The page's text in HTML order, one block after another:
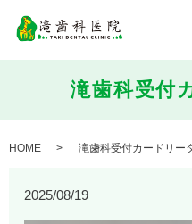
滝歯科受付
HOME 滝歯科受付カードリー
2025/08/19